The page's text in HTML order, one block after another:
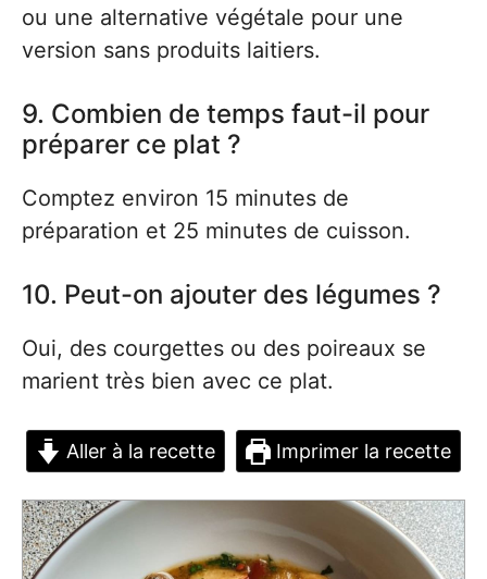
ou une alternative végétale pour une
version sans produits laitiers.
9. Combien de temps faut-il pour
préparer ce plat ?
Comptez environ 15 minutes de
préparation et 25 minutes de cuisson.
10. Peut-on ajouter des légumes ?
Oui, des courgettes ou des poireaux se
marient très bien avec ce plat.
Aller à la recette Imprimer la recette